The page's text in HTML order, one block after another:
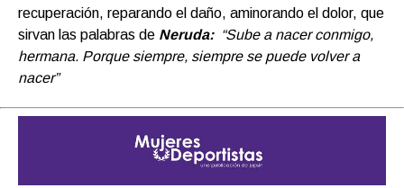
recuperación, reparando el daño, aminorando el dolor, que
sirvan las palabras de Neruda: “Sube a nacer conmigo,
hermana. Porque siempre, siempre se puede volver a
nacer”